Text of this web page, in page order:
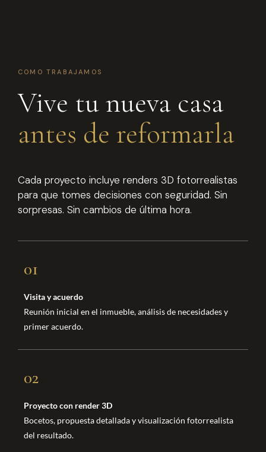
COMO TRABAJAMOS
Vive tu nueva casa
antes de reformarla
Cada proyecto incluye renders 3D fotorrealistas
para que tomes decisiones con seguridad. Sin
sorpresas. Sin cambios de última hora.
01
Visita y acuerdo
Reunión inicial en el inmueble, análisis de necesidades y
primer acuerdo.
02
Proyecto con render 3D
Bocetos, propuesta detallada y visualización fotorrealista
del resultado.